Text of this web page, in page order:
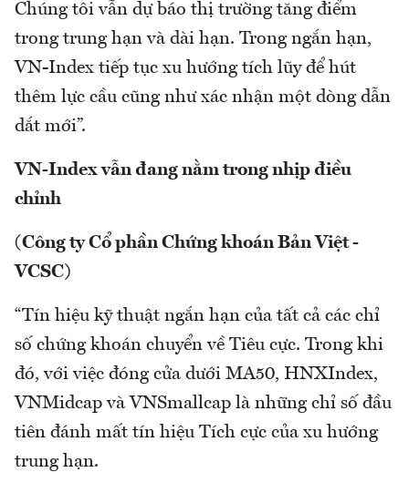
Chúng tôi vẫn dự báo thị trường tăng điểm
trong trung hạn và dài hạn. Trong ngắn hạn,
VN-Index tiếp tục xu hướng tích lũy để hút
thêm lực cầu cũng như xác nhận một dòng dẫn
dắt mới”.
VN-Index vẫn đang nằm trong nhịp điều
chỉnh
(Công ty Cổ phần Chứng khoán Bản Việt -
VCSC)
“Tín hiệu kỹ thuật ngắn hạn của tất cả các chỉ
số chứng khoán chuyển về Tiêu cực. Trong khi
đó, với việc đóng cửa dưới MA50, HNXIndex,
VNMidcap và VNSmallcap là những chỉ số đầu
tiên đánh mất tín hiệu Tích cực của xu hướng
trung hạn.